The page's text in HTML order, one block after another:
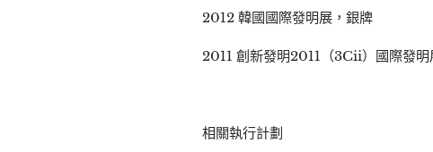
2012 韓國國際發明展，銀牌
2011 創新發明2011（3Cii）國際發明
相關執行計劃